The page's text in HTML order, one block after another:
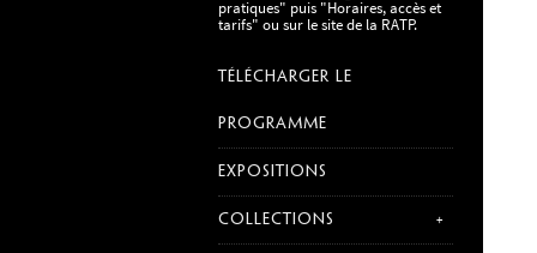
pratiques" puis "Horaires, accès et
tarifs" ou sur le site de la RATP.
TÉLÉCHARGER LE
PROGRAMME
EXPOSITIONS
COLLECTIONS